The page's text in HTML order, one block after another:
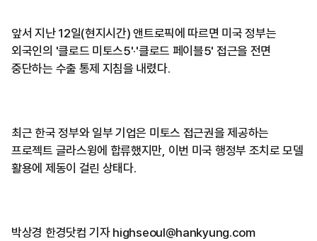
앞서 지난 12일(현지시간) 앤트로픽에 따르면 미국 정부는
외국인의 '클로드 미토스5'·'클로드 페이블5' 접근을 전면
중단하는 수출 통제 지침을 내렸다.
최근 한국 정부와 일부 기업은 미토스 접근권을 제공하는
프로젝트 글라스윙에 합류했지만, 이번 미국 행정부 조치로 모델
활용에 제동이 걸린 상태다.
박상경 한경닷컴 기자 highseoul@hankyung.com